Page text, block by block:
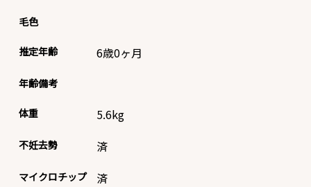
毛色
推定年齢 6歳0ヶ月
年齢備考
体重 5.6kg
不妊去勢 済
マイクロチップ 済